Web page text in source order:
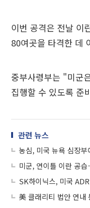
이번 공격은 전날 이
80여곳을 타격한 데
중부사령부는 "미군
집행할 수 있도록 준
관련 뉴스
농심, 미국 뉴욕 심장부
미군, 연이틀 이란 공
SK하이닉스, 미국
美 클래리티 법안 연